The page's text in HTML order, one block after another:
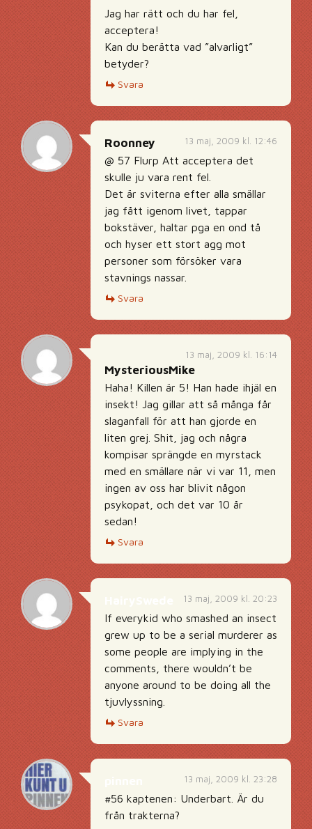
Jag har rätt och du har fel,
acceptera!
Kan du berätta vad ”alvarligt”
betyder?
Svara
13 maj, 2009 kl. 12:46
Roonney
@ 57 Flurp Att acceptera det
skulle ju vara rent fel.
Det är sviterna efter alla smällar
jag fått igenom livet, tappar
bokstäver, haltar pga en ond tå
och hyser ett stort agg mot
personer som försöker vara
stavnings nassar.
Svara
13 maj, 2009 kl. 16:14
MysteriousMike
Haha! Killen är 5! Han hade ihjäl en
insekt! Jag gillar att så många får
slaganfall för att han gjorde en
liten grej. Shit, jag och några
kompisar sprängde en myrstack
med en smällare när vi var 11, men
ingen av oss har blivit någon
psykopat, och det var 10 år
sedan!
Svara
13 maj, 2009 kl. 20:23
If everykid who smashed an insect
grew up to be a serial murderer as
some people are implying in the
comments, there wouldn’t be
anyone around to be doing all the
tjuvlyssning.
Svara
13 maj, 2009 kl. 23:28
#56 kaptenen: Underbart. Är du
från trakterna?